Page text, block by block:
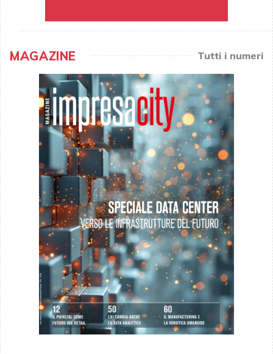
MAGAZINE Tutti i numeri